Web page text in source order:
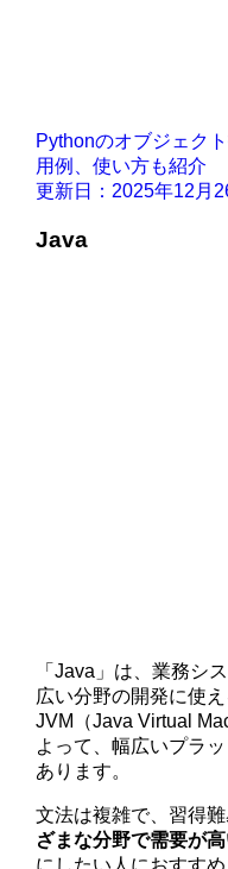
Pythonのオブジェク
用例、使い方も紹介
更新日：2025年12月
Java
「Java」は、業務シ
広い分野の開発に使
JVM（Java Virtual
よって、幅広いプラ
あります。
文法は複雑で、習得
ざまな分野で需要が
にしたい人におすす